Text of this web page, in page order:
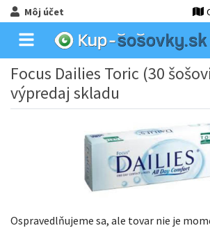
Môj účet
Focus Dailies Toric (30
výpredaj skladu
Ospravedlňujeme sa, ale tovar nie je